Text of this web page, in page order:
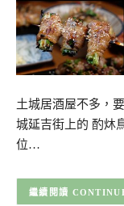
土城居酒屋不多，
城延吉街上的 酌炑
位…